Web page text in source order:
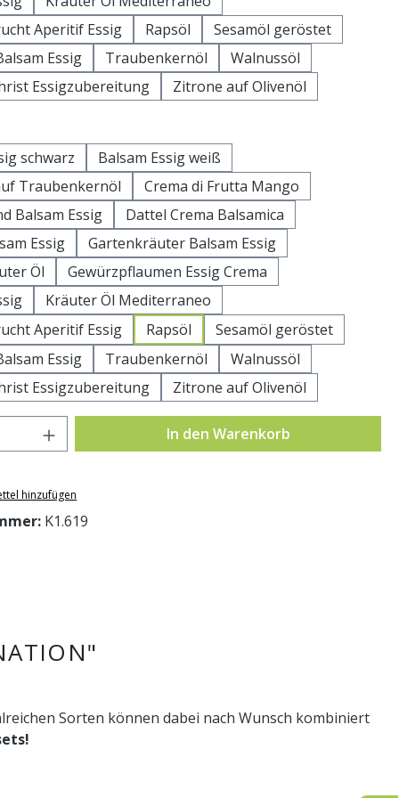
Aperitif Essig
Rapsöl
Sesamöl geröstet
Essig
Traubenkernöl
Walnussöl
Essigzubereitung
Zitrone auf Olivenöl
schwarz
Balsam Essig weiß
Traubenkernöl
Crema di Frutta Mango
Balsam Essig
Dattel Crema Balsamica
Essig
Gartenkräuter Balsam Essig
Öl
Gewürzpflaumen Essig Crema
Kräuter Öl Mediterraneo
Aperitif Essig
Rapsöl
Sesamöl geröstet
Essig
Traubenkernöl
Walnussöl
Essigzubereitung
Zitrone auf Olivenöl
Anzahl: Gib den gewünschten Wert
In den Warenkorb
hinzufügen
K1.619
Sorten können dabei nach Wunsch kombiniert